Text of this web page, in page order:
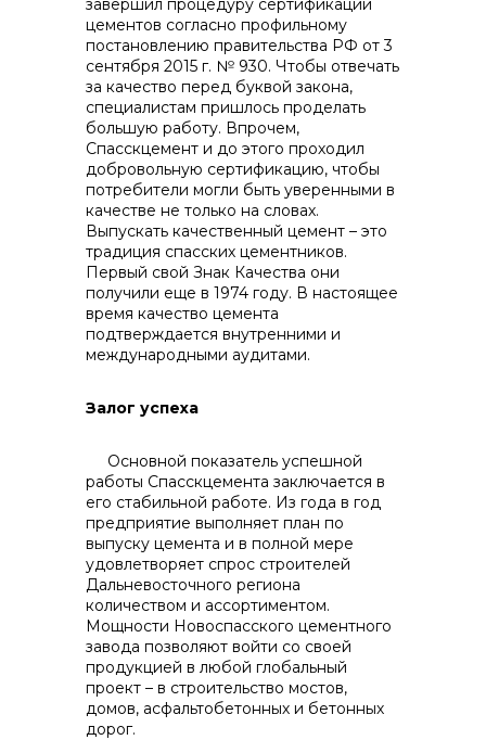
завершил процедуру сертификации
цементов согласно профильному
постановлению правительства РФ от 3
сентября 2015 г. № 930. Чтобы отвечать
за качество перед буквой закона,
специалистам пришлось проделать
большую работу. Впрочем,
Спасскцемент и до этого проходил
добровольную сертификацию, чтобы
потребители могли быть уверенными в
качестве не только на словах.
Выпускать качественный цемент – это
традиция спасских цементников.
Первый свой Знак Качества они
получили еще в 1974 году. В настоящее
время качество цемента
подтверждается внутренними и
международными аудитами.
Залог успеха
Основной показатель успешной
работы Спасскцемента заключается в
его стабильной работе. Из года в год
предприятие выполняет план по
выпуску цемента и в полной мере
удовлетворяет спрос строителей
Дальневосточного региона
количеством и ассортиментом.
Мощности Новоспасского цементного
завода позволяют войти со своей
продукцией в любой глобальный
проект – в строительство мостов,
домов, асфальтобетонных и бетонных
дорог.